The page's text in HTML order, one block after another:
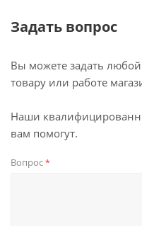
Задать вопрос
Вы можете задать
товару или работе
Наши
вам помогут.
Вопрос*